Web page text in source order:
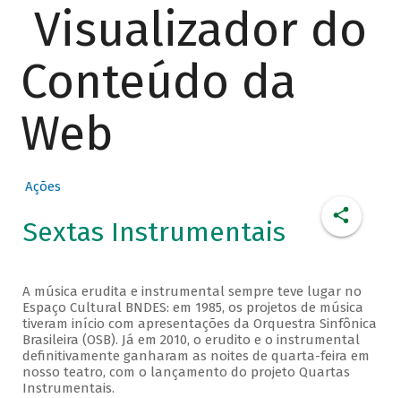
Visualizador do
Conteúdo da
Web
Ações
Sextas Instrumentais
A música erudita e instrumental sempre teve lugar no
Espaço Cultural BNDES: em 1985, os projetos de música
tiveram início com apresentações da Orquestra Sinfônica
Brasileira (OSB). Já em 2010, o erudito e o instrumental
definitivamente ganharam as noites de quarta-feira em
nosso teatro, com o lançamento do projeto Quartas
Instrumentais.